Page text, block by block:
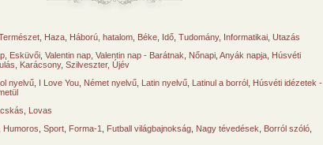
Haza Háború, hatalom Béke Idő Tudomány, Informatikai Utazás
Esküvői Valentin nap Valentin nap - Barátnak Nőnapi Anyák napja Húsvéti
Karácsony, Szilveszter, Újév
nyelvű I Love You Német nyelvű Latin nyelvű Latinul a borról Húsvéti idézetek -
Lovas
Humoros Sport Forma-1 Futball világbajnokság Nagy tévedések Borról szóló